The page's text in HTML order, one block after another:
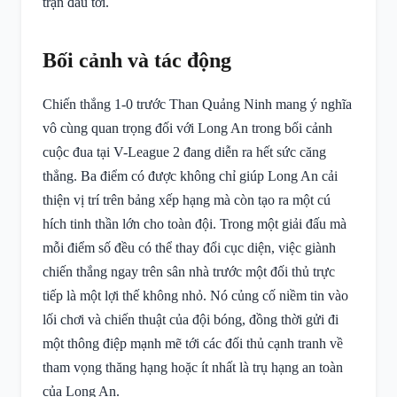
Bối cảnh và tác động
Chiến thắng 1-0 trước Than Quảng Ninh mang ý nghĩa
vô cùng quan trọng đối với Long An trong bối cảnh
cuộc đua tại V-League 2 đang diễn ra hết sức căng
thẳng. Ba điểm có được không chỉ giúp Long An cải
thiện vị trí trên bảng xếp hạng mà còn tạo ra một cú
hích tinh thần lớn cho toàn đội. Trong một giải đấu mà
mỗi điểm số đều có thể thay đổi cục diện, việc giành
chiến thắng ngay trên sân nhà trước một đối thủ trực
tiếp là một lợi thế không nhỏ. Nó củng cố niềm tin vào
lối chơi và chiến thuật của đội bóng, đồng thời gửi đi
một thông điệp mạnh mẽ tới các đối thủ cạnh tranh về
tham vọng thăng hạng hoặc ít nhất là trụ hạng an toàn
của Long An.